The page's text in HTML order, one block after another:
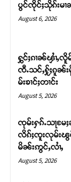
တႃႇႁႂ်ႈသဵ
တ်ႇ တူဝ်ႈလု
ပွင်ၸိုင်ႈသိုၵ်းမ
August 6, 2026
ႁွင်ႈၵၢၼ်ၾၢႆႇလိူ
ၸီႉသင်ႇႁႂ်ႈၵူၼ်း
မ်းၶၢင်ႈတၢင်း
August 5, 2026
ၸုမ်းႁၵ်ႉသႃမႄ
လိၵ်ႈၸူးလုမ်းၽွ
မိၼ်းဢွင်ႇလၢႆႇ
August 5, 2026